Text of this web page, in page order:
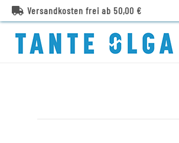
Versandkosten frei ab 50,00 €